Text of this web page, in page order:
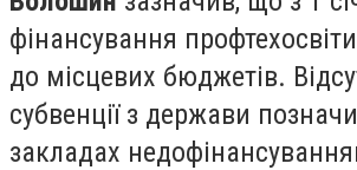
фінансування
до місцевих бюджетів.
субвенції з держави
закладах